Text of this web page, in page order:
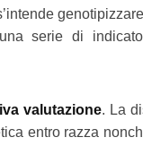
serie di
valutazione. La
entro razza